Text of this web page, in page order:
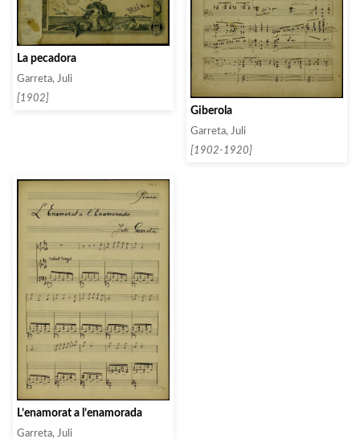
La pecadora
Garreta, Juli
[1902]
Giberola
Garreta, Juli
[1902-1920]
L’enamorat a l’enamorada
Garreta, Juli